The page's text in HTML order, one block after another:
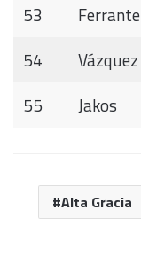
53
Ferrante
54
Vázquez
55
Jakos
Alta Gracia